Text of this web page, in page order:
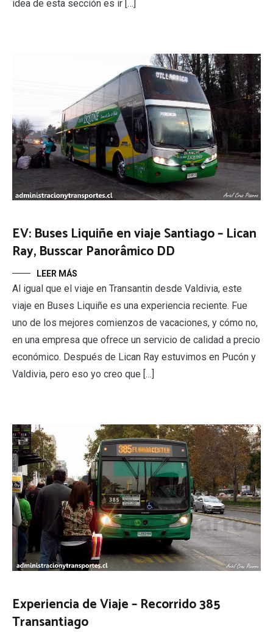
idea de esta sección es ir […]
EV: Buses Liquiñe en viaje Santiago – Lican
Ray, Busscar Panorâmico DD
LEER MÁS
Al igual que el viaje en Transantin desde Valdivia, este
viaje en Buses Liquiñe es una experiencia reciente. Fue
uno de los mejores comienzos de vacaciones, y cómo no,
en una empresa que ofrece un servicio de calidad a precio
económico. Después de Lican Ray estuvimos en Pucón y
Valdivia, pero eso yo creo que […]
Experiencia de Viaje – Recorrido 385
Transantiago